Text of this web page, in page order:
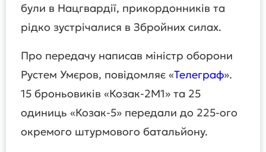
були в Нацгвардії, прикордонників та
рідко зустрічалися в Збройних силах.
Про передачу написав міністр оборони
Рустем Умєров, повідомляє «Телеграф».
15 броньовиків «Козак-2М1» та 25
одиниць «Козак-5» передали до 225-ого
окремого штурмового батальйону.